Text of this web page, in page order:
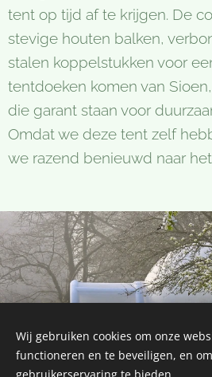
tent op tijd af te krijgen. De
stevige houten balken,
stalen koppelstukken voor
tentdoeken komen van
die garant staan voor
Omdat we deze tent zelf
we razend benieuwd naar
Wij gebruiken cookies om onze
functioneren en te beveiligen, en